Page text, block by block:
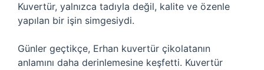
Kuvertür, yalnızca tadıyla değil, kalite ve özenle
yapılan bir işin simgesiydi.
Günler geçtikçe, Erhan kuvertür çikolatanın
anlamını daha derinlemesine keşfetti. Kuvertür